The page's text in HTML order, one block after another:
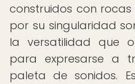
construidos con
por su singularidad
la versatilidad que
para expresarse a
paleta de sonidos.